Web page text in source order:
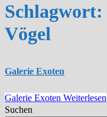
Schlagwort:
Vögel
Galerie Exoten
Galerie Exoten Weiterlesen
Suchen